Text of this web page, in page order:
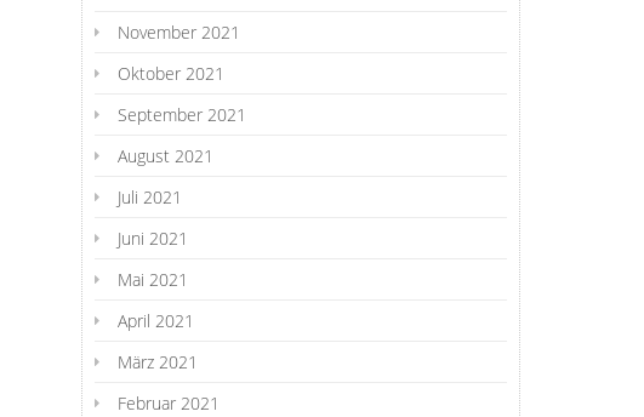
November 2021
Oktober 2021
September 2021
August 2021
Juli 2021
Juni 2021
Mai 2021
April 2021
März 2021
Februar 2021